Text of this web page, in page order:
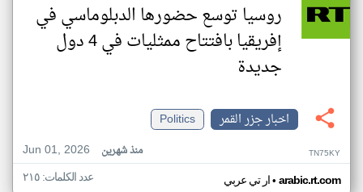
روسيا توسع حضورها الدبلوماسي في
إفريقيا بافتتاح ممثليات في 4 دول
جديدة
اخبار جزر القمر
Politics
Jun 01, 2026
منذ شهرين TN75KY
ار تي عربي• arabic.rt.com عدد الكلمات: ٢١٥